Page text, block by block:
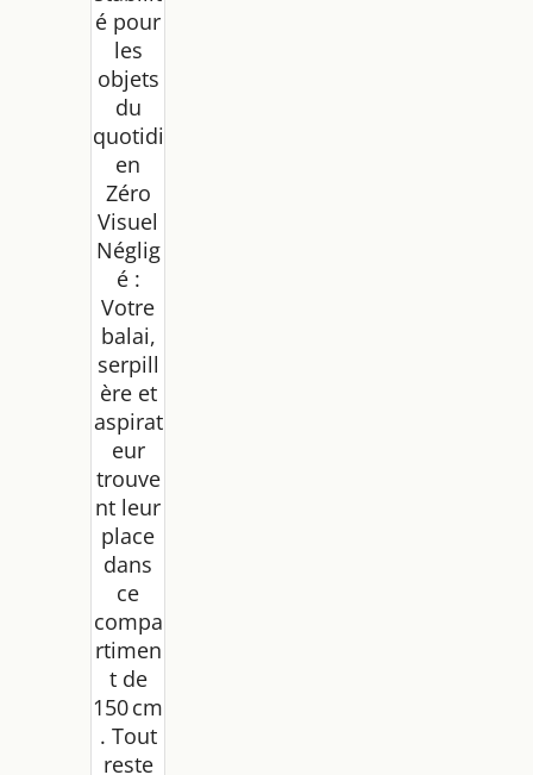
é pour
les
objets
du
quotidi
en
Zéro
Visuel
Néglig
é :
Votre
balai,
serpill
ère et
aspirat
eur
trouve
nt leur
place
dans
ce
compa
rtimen
t de
150 cm
. Tout
reste